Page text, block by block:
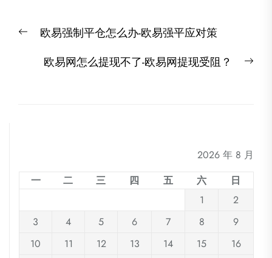
章
Previous欧易强制平仓怎么办-欧易强平应对策
欧易网怎么提现不了-欧易网提现受阻？
2026 年 8 月
一
二 三 四 五 六
日
1
2
3
4 5 6 7 8
9
10
11 12 13 14 15
16